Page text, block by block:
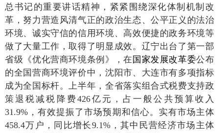
总书记的重要讲话精神，紧紧围绕深化体制机制改
革，努力营造风清气正的政治生态、公平正义的法治
环境、诚实守信的信用环境、高效便捷的政务环境等
做了大量工作，取得了明显成效。辽宁出台了第一部
省级《优化营商环境条例》，在 国家发展改革委公布
的全国营商环境评价中，沈阳市、大连市有多项指标
成为全国标杆。上半年，全省落实组合式税费支持政
策退税减税降费426亿元，占一般公共预算收入
31.9%，有效提振了市场预期和信心。实有市场主体
458.4万户，同比增长9.1%，其中民营经济市场主体